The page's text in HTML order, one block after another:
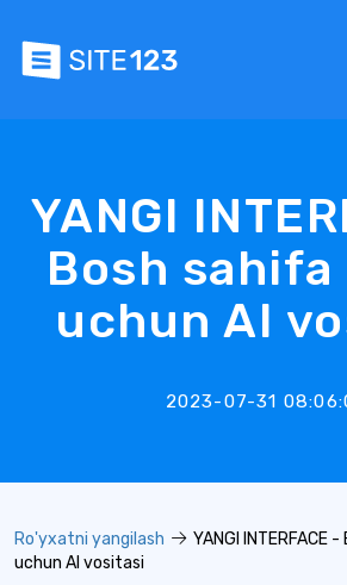
YANGI
Bosh
uchun AI
2023-07-31
Ro'yxatni yangilash
YANGI INTERFACE
uchun AI vositasi